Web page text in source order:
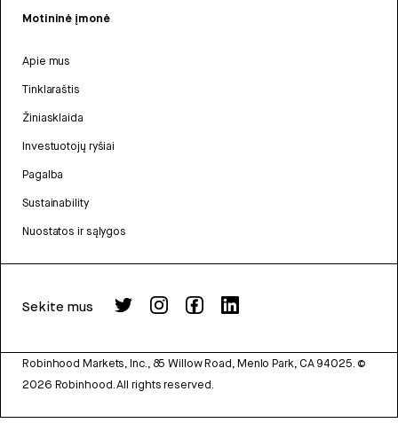
Motininė įmonė
Apie mus
Tinklaraštis
Žiniasklaida
Investuotojų ryšiai
Pagalba
Sustainability
Nuostatos ir sąlygos
Sekite mus
Robinhood Markets, Inc., 85 Willow Road, Menlo Park, CA 94025. ©
2026 Robinhood. All rights reserved.